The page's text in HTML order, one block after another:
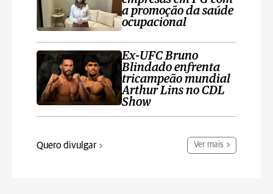
a promoção da saúde
ocupacional
Ex-UFC Bruno
Blindado enfrenta
tricampeão mundial
Arthur Lins no CDL
Show
Quero divulgar Ver mais